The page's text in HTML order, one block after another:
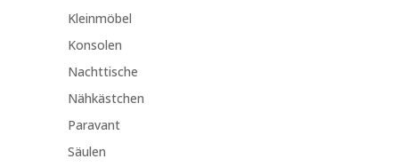
Kleinmöbel
Konsolen
Nachttische
Nähkästchen
Paravant
Säulen